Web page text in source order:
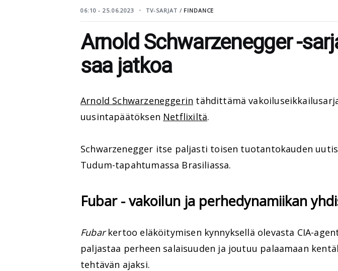
06:10 - 25.06.2023 TV-SARJAT / FINDANCE
Arnold Schwarzenegger -
saa jatkoa
Arnold Schwarzeneggerin tähdittämä
uusintapäätöksen Netflixiltä.
Schwarzenegger itse paljasti toisen tuotantokauden
Tudum-tapahtumassa Brasiliassa.
Fubar - vakoilun ja perhedynamiikan
Fubarkertoo eläköitymisen kynnyksellä olevasta CIA-
paljastaa perheen salaisuuden ja joutuu palaamaan
tehtävän ajaksi.